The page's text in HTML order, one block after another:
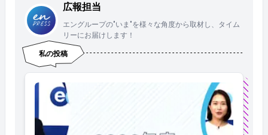
広報担当
エングループの"いま"を様々な角度から取材し、タイム
リーにお届けします！
私の投稿